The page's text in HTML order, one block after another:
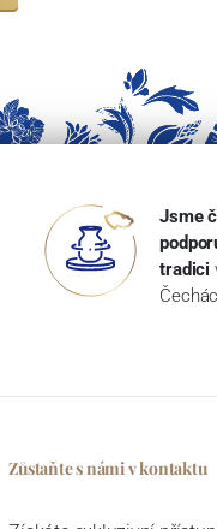
Jsme
tradici
Zůstaňte s námi v kontaktu